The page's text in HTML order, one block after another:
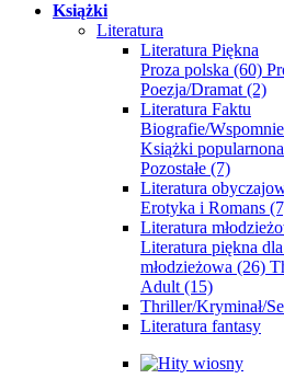
Książki
Literatura
Literatura Piękna
Proza polska (60)
Poezja/Dramat (2)
Literatura Faktu
Biografie/
Książki
Pozostałe (7)
Literatura
Erotyka i Romans
Literatura
Literatura piękna
młodzieżowa (26)
Adult (15)
Thriller/Kryminał/
Literatura fantasy